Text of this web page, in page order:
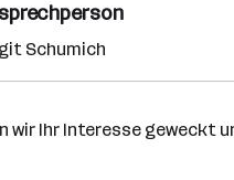
Schumich
wir Ihr Interesse geweckt